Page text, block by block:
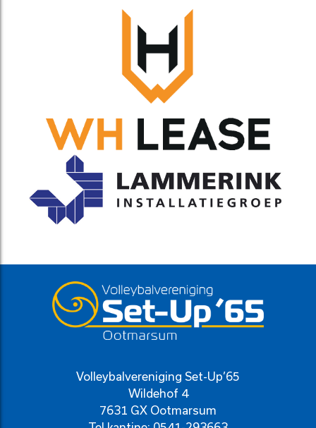
Volleybalvereniging Set-Up’65
Wildehof 4
7631 GX Ootmarsum